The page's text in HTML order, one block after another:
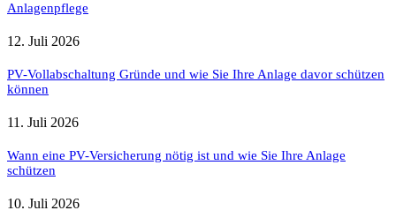
Anlagenpflege
12. Juli 2026
PV-Vollabschaltung Gründe und wie Sie Ihre Anlage davor schützen
können
11. Juli 2026
Wann eine PV-Versicherung nötig ist und wie Sie Ihre Anlage
schützen
10. Juli 2026